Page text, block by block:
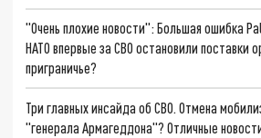
"Очень плохие новости": Большая ошибка
НАТО впервые за СВО остановили поставки
приграничье?
Три главных инсайда об СВО. Отмена
"генерала Армагеддона"? Отличные